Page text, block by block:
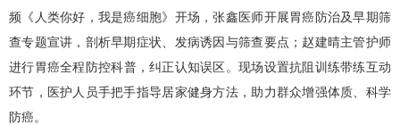
频《人类你好，我是癌细胞》开场，张鑫医师开展胃癌防治及早期筛
查专题宣讲，剖析早期症状、发病诱因与筛查要点；赵建晴主管护师
进行胃癌全程防控科普，纠正认知误区。现场设置抗阻训练带练互动
环节，医护人员手把手指导居家健身方法，助力群众增强体质、科学
防癌。